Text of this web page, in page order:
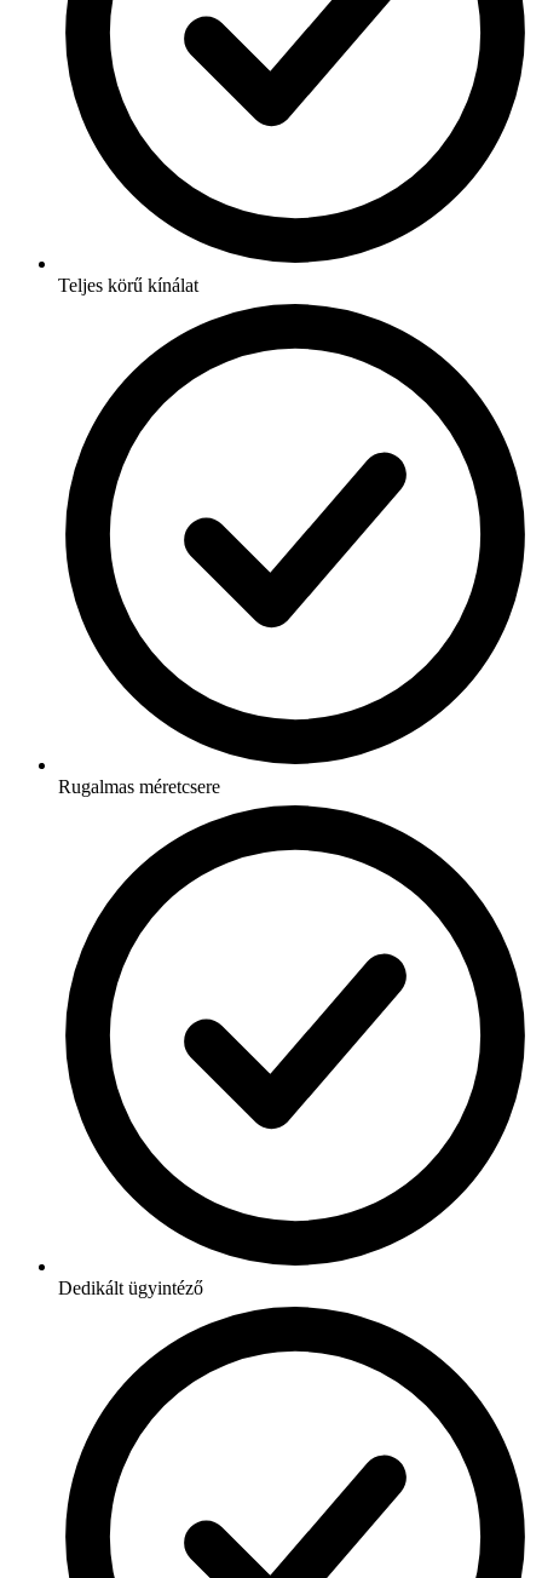
Teljes körű kínálat
Rugalmas méretcsere
Dedikált ügyintéző